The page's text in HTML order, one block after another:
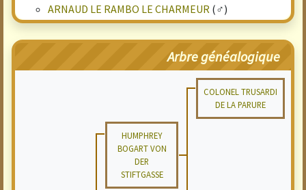
ARNAUD LE RAMBO LE CHARMEUR (♂)
Arbre généalogique
COLONEL TRUSARDI
DE LA PARURE
HUMPHREY
BOGART VON
DER
STIFTGASSE